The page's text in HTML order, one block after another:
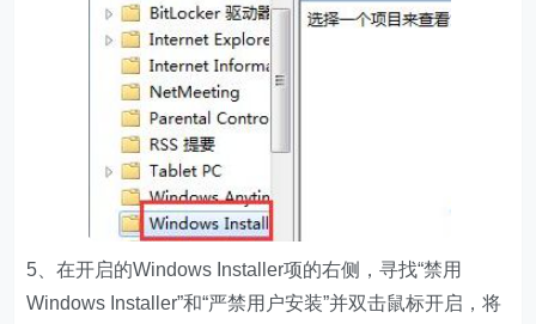
5、在开启的Windows Installer项的右侧，寻找“禁用
Windows Installer”和“严禁用户安装”并双击鼠标开启，将